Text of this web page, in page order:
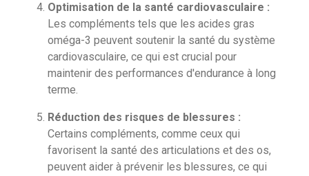
Optimisation de la santé cardiovasculaire :
Les compléments tels que les acides gras
oméga-3 peuvent soutenir la santé du système
cardiovasculaire, ce qui est crucial pour
maintenir des performances d'endurance à long
terme.
Réduction des risques de blessures :
Certains compléments, comme ceux qui
favorisent la santé des articulations et des os,
peuvent aider à prévenir les blessures, ce qui